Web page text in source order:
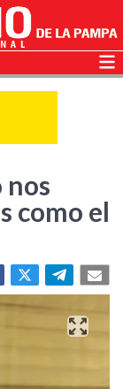
como el